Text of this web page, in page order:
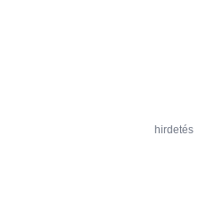
hirdetés